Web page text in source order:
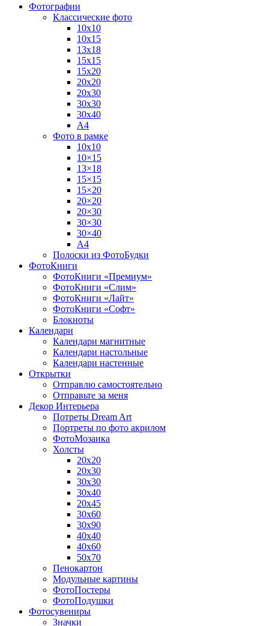
Фотографии
Классические фото
10х10
10х15
13х18
15х15
15х20
20х20
20х30
30х30
30х40
А4
Фото в рамке
10х10
10×15
13×18
15×15
15×20
20×20
20×30
30×30
30×40
A4
Полоски из ФотоБудки
ФотоКниги
ФотоКниги «Премиум»
ФотоКниги «Слим»
ФотоКниги «Лайт»
ФотоКниги «Софт»
Блокноты
Календари
Календари магнитные
Календари настольные
Календари настенные
Открытки
Отправлю самостоятельно
Отправьте за меня
Декор Интерьера
Потреты Dream Art
Портреты по фото акрилом
ФотоМозаика
Холсты
20х20
20х30
30х30
30х40
20х45
30х60
30х90
40х40
40х60
50х70
Пенокартон
Модульные картины
ФотоПостеры
ФотоПодушки
Фотоcувениры
Значки